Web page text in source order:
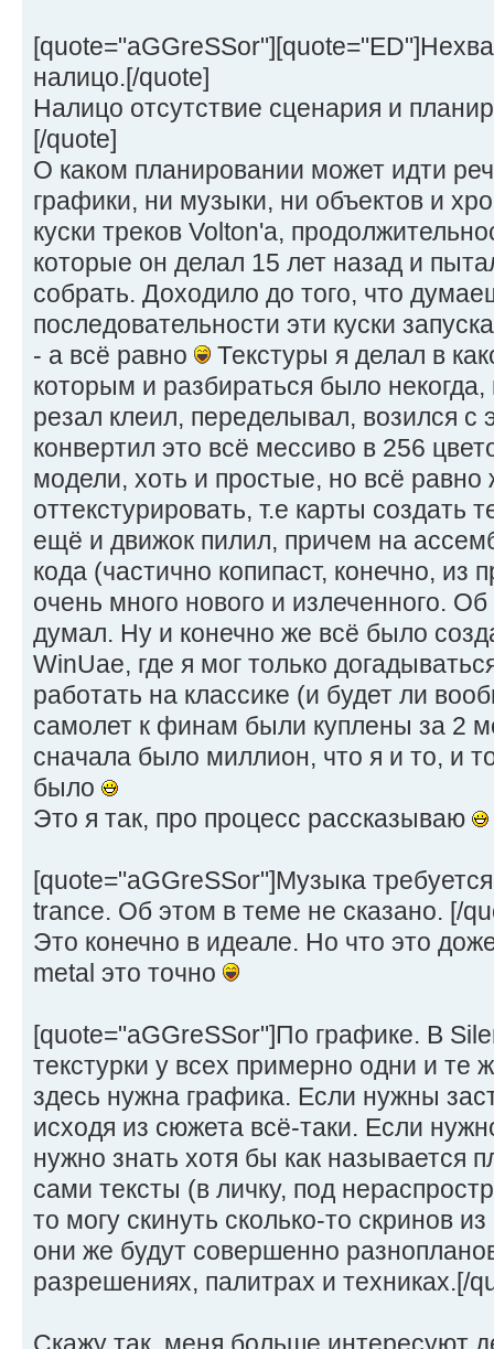
налицо.[/quote]
Налицо отсутствие сценария и
[/quote]
О каком планировании может идти
графики, ни музыки, ни объектов и
куски треков Volton'a,
которые он делал 15 лет назад и
собрать. Доходило до того, что
последовательности эти куски
- а всё равно
Текстуры я делал в
которым и разбираться было
резал клеил, переделывал, возился с
конвертил это всё мессиво в 256
модели, хоть и простые, но всё равно
оттекстурировать, т.е карты создать
ещё и движок пилил, причем на
кода (частично копипаст, конечно, из
очень много нового и излеченного.
думал. Ну и конечно же всё было
WinUae, где я мог только
работать на классике (и будет ли
самолет к финам были куплены за 2
сначала было миллион, что я и то, и
было
Это я так, про процесс рассказываю
[quote="aGGreSSor"]Музыка
trance. Об этом в теме не сказано. [/
Это конечно в идеале. Но что это
metal это точно
[quote="aGGreSSor"]По графике. В
текстурки у всех примерно одни и те
здесь нужна графика. Если нужны
исходя из сюжета всё-таки. Если
нужно знать хотя бы как называется
сами тексты (в личку, под
то могу скинуть сколько-то скринов
они же будут совершенно
разрешениях, палитрах и техниках.[/
Скажу так, меня больше интересуют